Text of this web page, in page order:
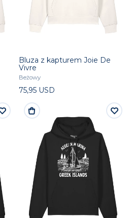
Bluza z kapturem Joie De
Vivre
Beżowy
75,95 USD